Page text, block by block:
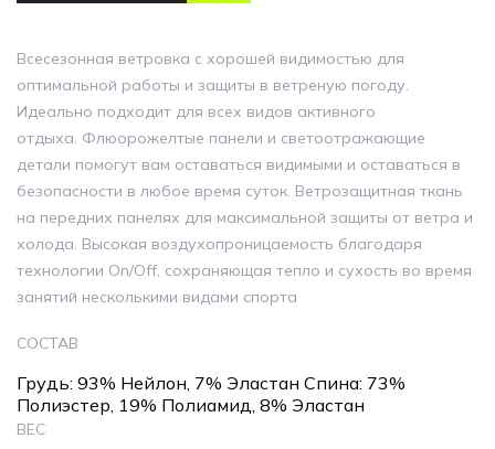
Всесезонная ветровка с хорошей видимостью для
оптимальной работы и защиты в ветреную погоду.
Идеально подходит для всех видов активного
отдыха. Флюорожелтые панели и светоотражающие
детали помогут вам оставаться видимыми и оставаться в
безопасности в любое время суток. Ветрозащитная ткань
на передних панелях для максимальной защиты от ветра и
холода. Высокая воздухопроницаемость благодаря
технологии On/Off, сохраняющая тепло и сухость во время
занятий несколькими видами спорта
СОСТАВ
Грудь: 93% Нейлон, 7% Эластан Спина: 73%
Полиэстер, 19% Полиамид, 8% Эластан
ВЕС